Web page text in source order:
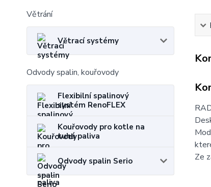
Větrání
Větrací systémy
Odvody spalin, kouřovody
Flexibilní spalinový
systém RenoFLEX
Kouřovody pro kotle na
tuhá paliva
Odvody spalin Serio
Ze